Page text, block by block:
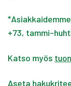
+73,
Katso myös
Aseta